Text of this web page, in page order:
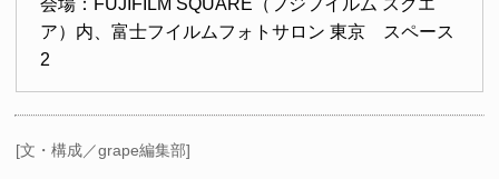
会場：FUJIFILM SQUARE（フジフイルム スクエ
ア）内、富士フイルムフォトサロン 東京 スペース
2
[文・構成／grape編集部]